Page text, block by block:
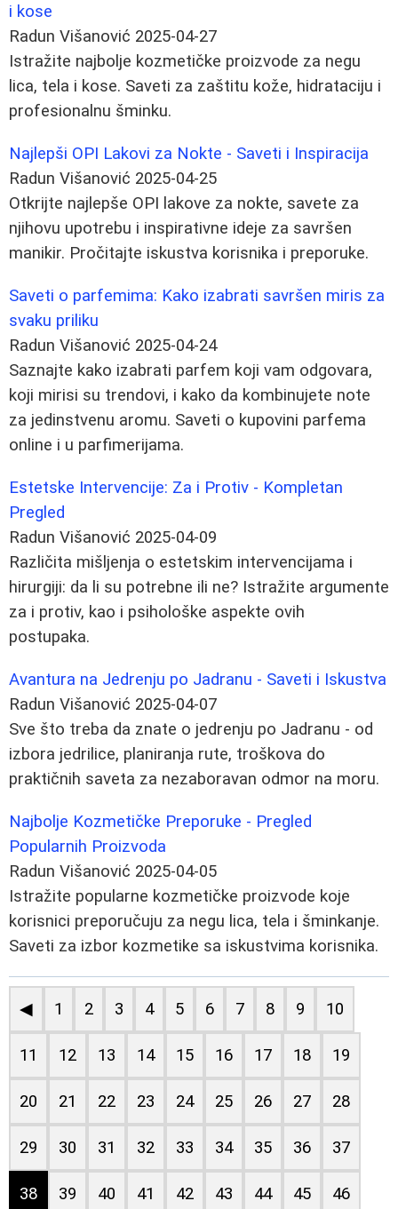
i kose
Radun Višanović 2025-04-27
Istražite najbolje kozmetičke proizvode za negu
lica, tela i kose. Saveti za zaštitu kože, hidrataciju i
profesionalnu šminku.
Najlepši OPI Lakovi za Nokte - Saveti i Inspiracija
Radun Višanović 2025-04-25
Otkrijte najlepše OPI lakove za nokte, savete za
njihovu upotrebu i inspirativne ideje za savršen
manikir. Pročitajte iskustva korisnika i preporuke.
Saveti o parfemima: Kako izabrati savršen miris za
svaku priliku
Radun Višanović 2025-04-24
Saznajte kako izabrati parfem koji vam odgovara,
koji mirisi su trendovi, i kako da kombinujete note
za jedinstvenu aromu. Saveti o kupovini parfema
online i u parfimerijama.
Estetske Intervencije: Za i Protiv - Kompletan
Pregled
Radun Višanović 2025-04-09
Različita mišljenja o estetskim intervencijama i
hirurgiji: da li su potrebne ili ne? Istražite argumente
za i protiv, kao i psihološke aspekte ovih
postupaka.
Avantura na Jedrenju po Jadranu - Saveti i Iskustva
Radun Višanović 2025-04-07
Sve što treba da znate o jedrenju po Jadranu - od
izbora jedrilice, planiranja rute, troškova do
praktičnih saveta za nezaboravan odmor na moru.
Najbolje Kozmetičke Preporuke - Pregled
Popularnih Proizvoda
Radun Višanović 2025-04-05
Istražite popularne kozmetičke proizvode koje
korisnici preporučuju za negu lica, tela i šminkanje.
Saveti za izbor kozmetike sa iskustvima korisnika.
◀ 1 2 3 4 5 6 7 8 9 10
11 12 13 14 15 16 17 18 19
20 21 22 23 24 25 26 27 28
29 30 31 32 33 34 35 36 37
38 39 40 41 42 43 44 45 46